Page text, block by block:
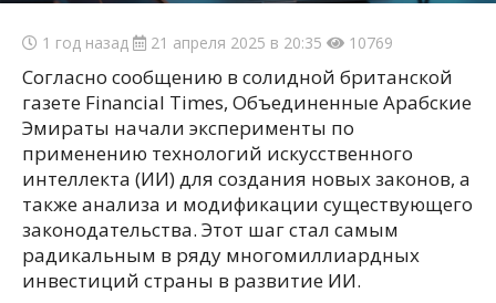
1 год назад 21 апреля 2025 в 20:35 10769
Согласно сообщению в солидной британской
газете Financial Times, Объединенные Арабские
Эмираты начали эксперименты по
применению технологий искусственного
интеллекта (ИИ) для создания новых законов, а
также анализа и модификации существующего
законодательства. Этот шаг стал самым
радикальным в ряду многомиллиардных
инвестиций страны в развитие ИИ.